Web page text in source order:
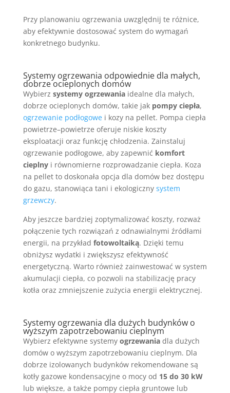
Przy planowaniu ogrzewania uwzględnij te różnice,
aby efektywnie dostosować system do wymagań
konkretnego budynku.
Systemy ogrzewania odpowiednie dla małych,
dobrze ocieplonych domów
Wybierz systemy ogrzewaniaidealne dla małych,
dobrze ocieplonych domów, takie jak pompy ciepła,
ogrzewanie podłogowei kozy na pellet. Pompa ciepła
powietrze–powietrze oferuje niskie koszty
eksploatacji oraz funkcję chłodzenia. Zainstaluj
ogrzewanie podłogowe, aby zapewnić komfort
cieplnyi równomierne rozprowadzanie ciepła. Koza
na pellet to doskonała opcja dla domów bez dostępu
do gazu, stanowiąca tani i ekologiczny system
grzewczy.
Aby jeszcze bardziej zoptymalizować koszty, rozważ
połączenie tych rozwiązań z odnawialnymi źródłami
energii, na przykład fotowoltaiką. Dzięki temu
obniżysz wydatki i zwiększysz efektywność
energetyczną. Warto również zainwestować w system
akumulacji ciepła, co pozwoli na stabilizację pracy
kotła oraz zmniejszenie zużycia energii elektrycznej.
Systemy ogrzewania dla dużych budynków o
wyższym zapotrzebowaniu cieplnym
Wybierz efektywne systemy ogrzewaniadla dużych
domów o wyższym zapotrzebowaniu cieplnym. Dla
dobrze izolowanych budynków rekomendowane są
kotły gazowe kondensacyjne o mocy od 15 do 30 kW
lub większe, a także pompy ciepła gruntowe lub